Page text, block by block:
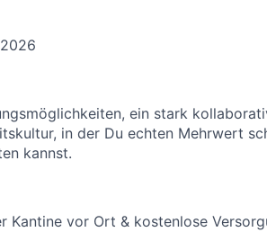
ein stark
in der Du echten Mehrwert
kannst.
Kantine vor Ort & kostenlose